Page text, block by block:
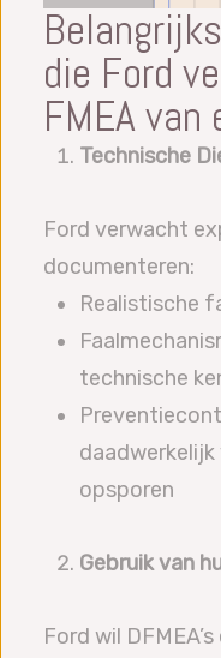
die Ford
FMEA
Technische
Ford verwacht
documenteren:
Realistische
technische
opsporen
Gebruik van
Ford wil